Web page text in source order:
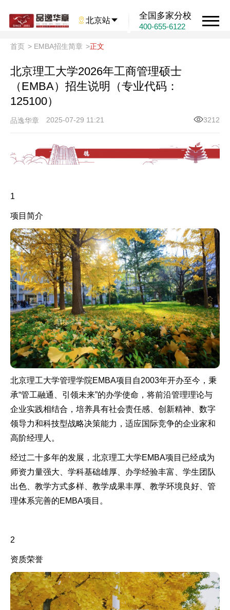
北京站 全国多家分校
400-655-6122
首页 > EMBA招生简章 >正文
北京理工大学2026年工商管理硕士
（EMBA）招生说明（专业代码：
125100）
品逸华章 2025-07-29 11:21 3212
1
项目简介
北京理工大学管理学院EMBA项目自2003年开办至今，秉
承“管工融通、引领未来”的办学使命，将前沿管理理论与
企业实践相结合，培养具有社会责任感、创新精神、数字
领导力和科技型战略决策能力，适应国际竞争的企业家和
高阶经理人。
经过二十多年的发展，北京理工大学EMBA项目已经成为
师资力量强大、学科基础雄厚、办学经验丰富、学生团队
出色、教学方式多样、教学成果丰厚、教学环境良好、管
理体系完善的EMBA项目。
2
资质荣誉